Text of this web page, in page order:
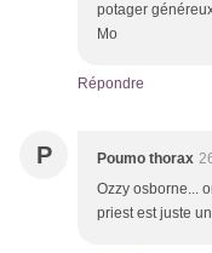
potager
Mo
Répondre
P Poumo thorax
Ozzy osborne...
priest est juste